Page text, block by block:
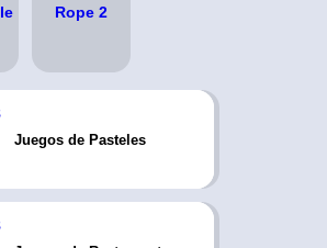
Juegos de Pasteles